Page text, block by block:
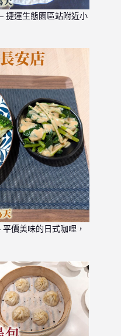
捷運生態園區站附近小
價美味的日式咖哩，